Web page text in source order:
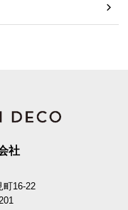
社
町16-22